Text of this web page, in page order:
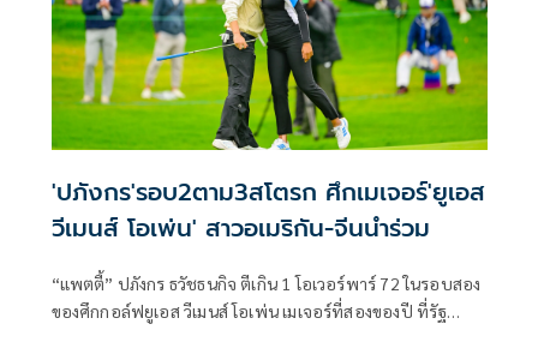
โลก รั้งอันดับ 24 ตามหลังผู้นำ 7 สโตรก
'ปภังกร'รอบ2ตาม3สโตรก ศึกเมเจอร์'ยูเอส
วีเมนส์ โอเพ่น' สาวอเมริกัน-จีนนำร่วม
“แพตตี้” ปภังกร ธวัชธนกิจ ตีเกิน 1 โอเวอร์พาร์ 72 ในรอบสอง
ของศึกกอล์ฟยูเอส วีเมนส์ โอเพ่น เมเจอร์ที่สองของปี ที่รัฐ